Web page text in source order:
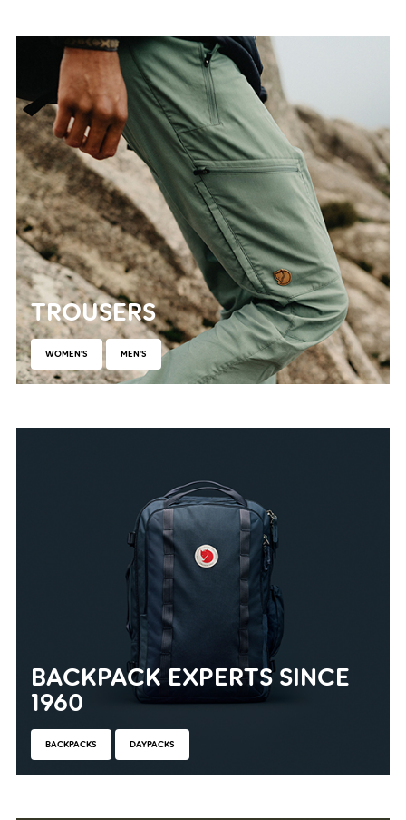
TROUSERS
WOMEN'S MEN'S
BACKPACK EXPERTS SINCE
1960
BACKPACKS DAYPACKS